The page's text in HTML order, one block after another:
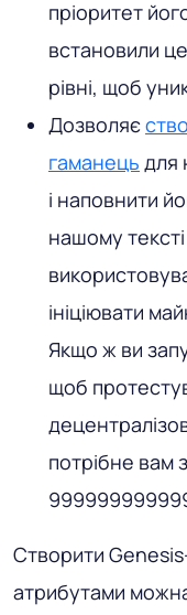
пріоритет
встановили
рівні, щоб
Дозволяє
гаманець для
і наповнити
нашому
ініціювати
Якщо ж ви
щоб
потрібне вам
Створити
атрибутами